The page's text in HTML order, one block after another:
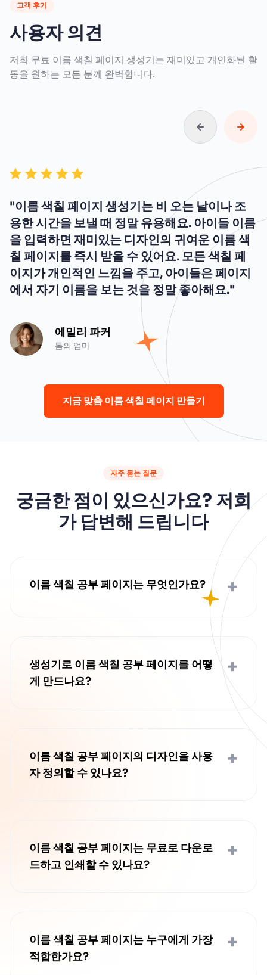
고객 후기
사용자 의견
저희 무료 이름 색칠 페이지 생성기는 재미있고 개인화된 활
동을 원하는 모든 분께 완벽합니다.
"이름 색칠 페이지 생성기는 비 오는 날이나 조
용한 시간을 보낼 때 정말 유용해요. 아이들 이름
을 입력하면 재미있는 디자인의 귀여운 이름 색
칠 페이지를 즉시 받을 수 있어요. 모든 색칠 페
이지가 개인적인 느낌을 주고, 아이들은 페이지
에서 자기 이름을 보는 것을 정말 좋아해요."
에밀리 파커
톰의 엄마
지금 맞춤 이름 색칠 페이지 만들기
자주 묻는 질문
궁금한 점이 있으신가요? 저희
가 답변해 드립니다
이름 색칠 공부 페이지는 무엇인가요?
이름 색칠 공부 페이지는 사람의 이름을 주요
식되어 있습니다. 아이들은 자신의 이름을 색
칠하고 페이지가 자신만을 위해 만들어졌다
고 느끼기 때문에 이름 색칠 공부 페이지를
+
생성기로 이름 색칠 공부 페이지를 어떻
게 만드나요?
로 사용하기 위해 PDF 또는 PNG로 다운로
드할 수 있습니다.
+
이름 색칠 공부 페이지의 디자인을 사용
자 정의할 수 있나요?
만듭니다.
+
이름 색칠 공부 페이지는 무료로 다운로
드하고 인쇄할 수 있나요?
에 이름 색칠 공부 페이지를 인쇄하여 사용할
수 있습니다.
+
이름 색칠 공부 페이지는 누구에게 가장
적합한가요?
+